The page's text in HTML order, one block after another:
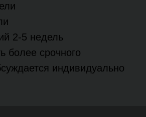
2-5 недель
более срочного
индивидуально